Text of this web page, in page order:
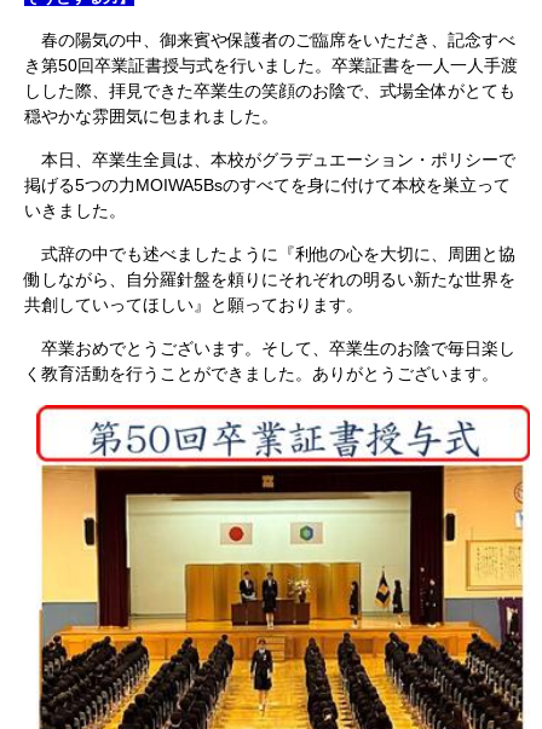
春の陽気の中、御来賓や保護者のご臨席をいただき、記念すべ
き第50回卒業証書授与式を行いました。卒業証書を一人一人手渡
しした際、拝見できた卒業生の笑顔のお陰で、式場全体がとても
穏やかな雰囲気に包まれました。
本日、卒業生全員は、本校がグラデュエーション・ポリシーで
掲げる5つの力MOIWA5Bsのすべてを身に付けて本校を巣立って
いきました。
式辞の中でも述べましたように『利他の心を大切に、周囲と協
働しながら、自分羅針盤を頼りにそれぞれの明るい新たな世界を
共創していってほしい』と願っております。
卒業おめでとうございます。そして、卒業生のお陰で毎日楽し
く教育活動を行うことができました。ありがとうございます。